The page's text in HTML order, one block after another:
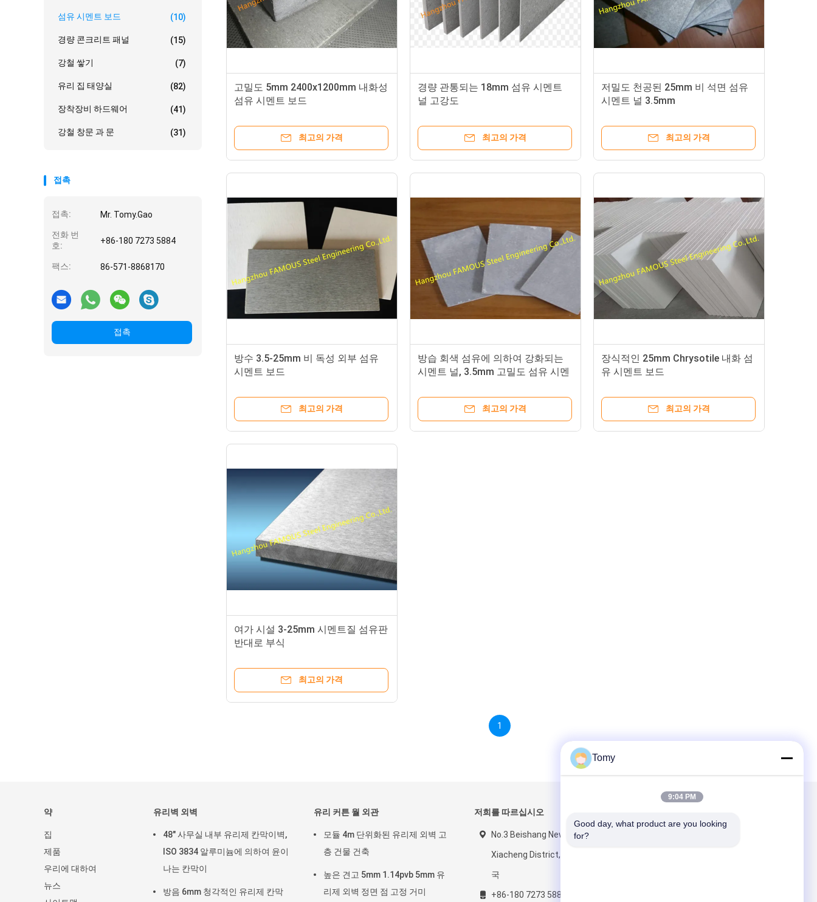
섬유 시멘트 보드 (10)
경량 콘크리트 패널 (15)
강철 쌓기 (7)
유리 집 태양실 (82)
장착장비 하드웨어 (41)
강철 창문 과 문 (31)
접촉
접촉: Mr. Tomy.Gao
전화 번
호:
+86-180 7273 5884
팩스: 86-571-8868170
접촉
고밀도 5mm 2400x1200mm 내화성
섬유 시멘트 보드
최고의 가격
경량 관통되는 18mm 섬유 시멘트
널 고강도
최고의 가격
저밀도 천공된 25mm 비 석면 섬유
시멘트 널 3.5mm
최고의 가격
방수 3.5-25mm 비 독성 외부 섬유
시멘트 보드
최고의 가격
방습 회색 섬유에 의하여 강화되는
시멘트 널, 3.5mm 고밀도 섬유 시멘
최고의 가격
장식적인 25mm Chrysotile 내화 섬
유 시멘트 보드
최고의 가격
여가 시설 3-25mm 시멘트질 섬유판
반대로 부식
최고의 가격
1
약
집
제품
우리에 대하여
뉴스
유리벽 외벽
48" 사무실 내부 유리제 칸막이벽,
ISO 3834 알루미늄에 의하여 윤이
나는 칸막이
방음 6mm 청각적인 유리제 칸막
유리 커튼 월 외관
모듈 4m 단위화된 유리제 외벽 고
층 건물 건축
높은 견고 5mm 1.14pvb 5mm 유
리제 외벽 정면 점 고정 거미
저희를 따르십시오
No.3 Beishang New City,
Xiacheng District, 항저우 중
국
+86-180 7273 5884
Tomy
9:04 PM
Good day, what product are you looking
for?